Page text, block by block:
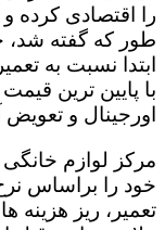
را اقتصادی کرده و
طور که گفته شد،
ابتدا نسبت به
با پایین ترین
اورجینال و
مرکز لوازم
خود را براساس
تعمیر، ریز هزینه